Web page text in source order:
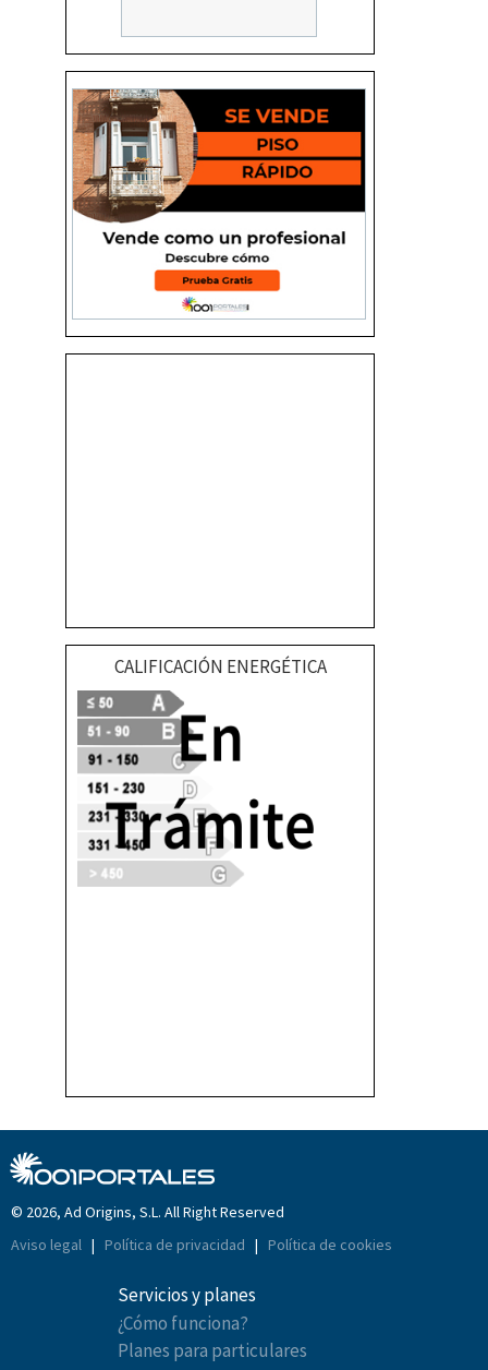
CALIFICACIÓN ENERGÉTICA
© 2026, Ad Origins, S.L. All Right Reserved
Aviso legal | Política de privacidad | Política de cookies
Servicios y planes
¿Cómo funciona?
Planes para particulares